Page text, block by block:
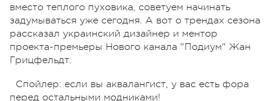
вместо теплого пуховика, советуем начинать
задумываться уже сегодня. А вот о трендах сезона
рассказал украинский дизайнер и ментор
проекта-премьеры Нового канала "Подиум" Жан
Грицфельдт.
Спойлер: если вы аквалангист, у вас есть фора
перед остальными модниками!